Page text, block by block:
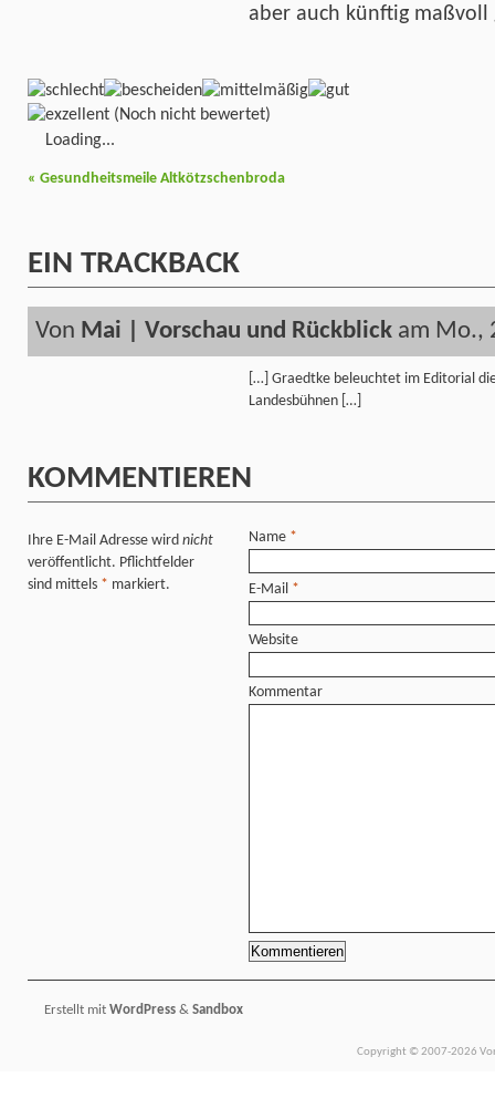
aber auch künftig
(Noch nicht bewertet)
Loading...
« Gesundheitsmeile Altkötzschenbroda
EIN TRACKBACK
Von Mai | Vorschau und Rückblick am Mo.,
[…] Graedtke beleuchtet im Editorial
Landesbühnen […]
KOMMENTIEREN
Ihre E-Mail Adresse wird nicht
veröffentlicht. Pflichtfelder
sind mittels * markiert.
Name *
E-Mail *
Website
Kommentar
Erstellt mit WordPress & Sandbox
Copyright © 2007-2026